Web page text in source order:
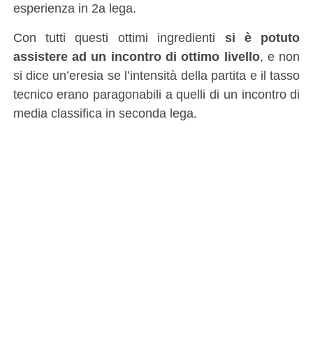
esperienza in 2a lega.
Con tutti questi ottimi ingredienti si è potuto
assistere ad un incontro di ottimo livello, e non
si dice un’eresia se l’intensità della partita e il tasso
tecnico erano paragonabili a quelli di un incontro di
media classifica in seconda lega.